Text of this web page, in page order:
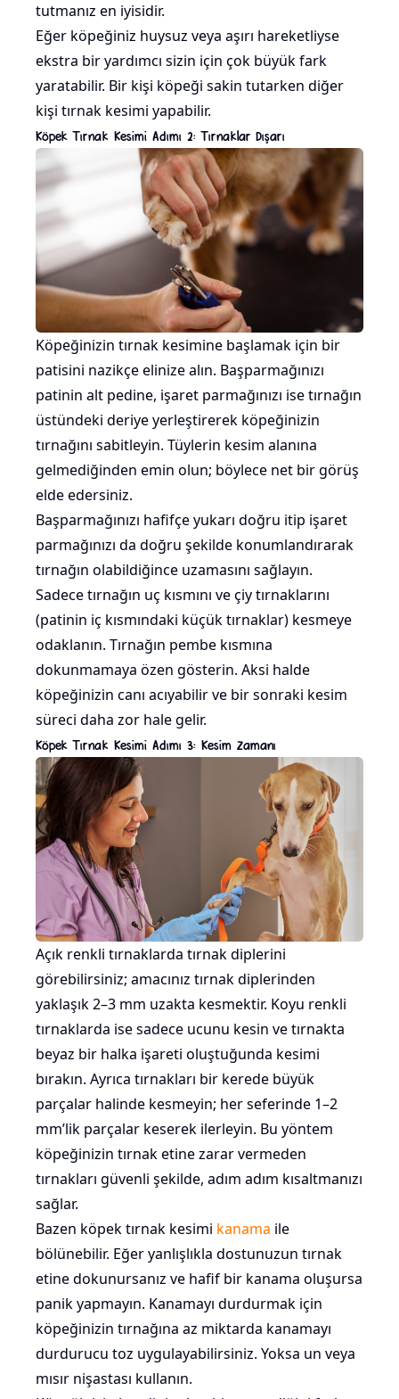
tutmanız en iyisidir.
Eğer köpeğiniz huysuz veya aşırı hareketliyse
ekstra bir yardımcı sizin için çok büyük fark
yaratabilir. Bir kişi köpeği sakin tutarken diğer
kişi tırnak kesimi yapabilir.
Köpek Tırnak Kesimi Adımı 2: Tırnaklar Dışarı
Köpeğinizin tırnak kesimine başlamak için bir
patisini nazikçe elinize alın. Başparmağınızı
patinin alt pedine, işaret parmağınızı ise tırnağın
üstündeki deriye yerleştirerek köpeğinizin
tırnağını sabitleyin. Tüylerin kesim alanına
gelmediğinden emin olun; böylece net bir görüş
elde edersiniz.
Başparmağınızı hafifçe yukarı doğru itip işaret
parmağınızı da doğru şekilde konumlandırarak
tırnağın olabildiğince uzamasını sağlayın.
Sadece tırnağın uç kısmını ve çiy tırnaklarını
(patinin iç kısmındaki küçük tırnaklar) kesmeye
odaklanın. Tırnağın pembe kısmına
dokunmamaya özen gösterin. Aksi halde
köpeğinizin canı acıyabilir ve bir sonraki kesim
süreci daha zor hale gelir.
Köpek Tırnak Kesimi Adımı 3: Kesim Zamanı
Açık renkli tırnaklarda tırnak diplerini
görebilirsiniz; amacınız tırnak diplerinden
yaklaşık 2–3 mm uzakta kesmektir. Koyu renkli
tırnaklarda ise sadece ucunu kesin ve tırnakta
beyaz bir halka işareti oluştuğunda kesimi
bırakın. Ayrıca tırnakları bir kerede büyük
parçalar halinde kesmeyin; her seferinde 1–2
mm’lik parçalar keserek ilerleyin. Bu yöntem
köpeğinizin tırnak etine zarar vermeden
tırnakları güvenli şekilde, adım adım kısaltmanızı
sağlar.
Bazen köpek tırnak kesimi kanama ile
bölünebilir. Eğer yanlışlıkla dostunuzun tırnak
etine dokunursanız ve hafif bir kanama oluşursa
panik yapmayın. Kanamayı durdurmak için
köpeğinizin tırnağına az miktarda kanamayı
durdurucu toz uygulayabilirsiniz. Yoksa un veya
mısır nişastası kullanın.